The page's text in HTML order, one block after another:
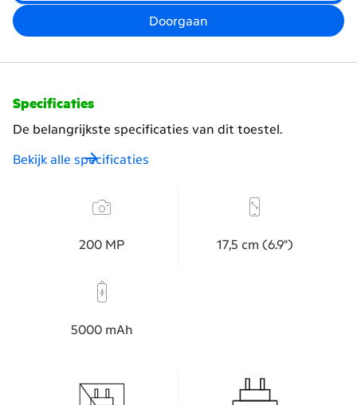
telefoon
inruilen?
Doorgaan
Specificaties
De belangrijkste specificaties van dit toestel.
Bekijk alle specificaties
200 MP 17,​5 cm (6.9")
5000 mAh